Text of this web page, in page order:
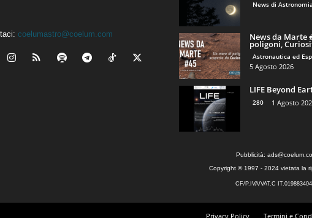
coelumastro@coelum.com
News di Astronomia
News da Marte
poligoni,
Astronautica ed
5 Agosto 2026
LIFE Beyond
280 1 Agosto
Pubblicità:
Copyright © 1997 - 2024 vietata la
CF/P.IVA/VAT.C
Privacy Policy Termini e